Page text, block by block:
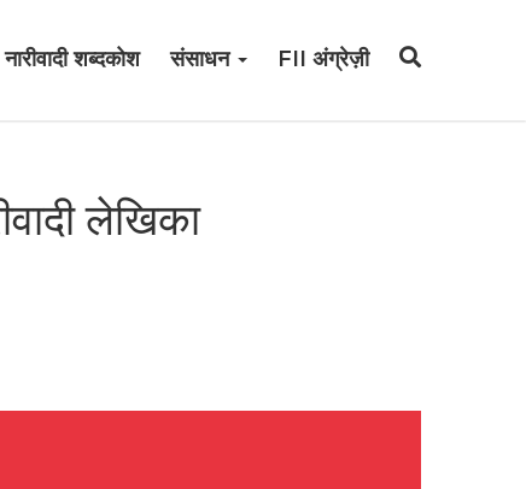
नारीवादी शब्दकोश संसाधन FII अंग्रेज़ी
लेखिका